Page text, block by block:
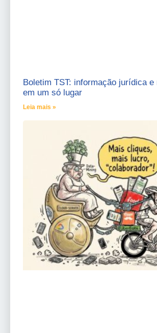
Boletim TST: informação jurídica e
em um só lugar
Leia mais »